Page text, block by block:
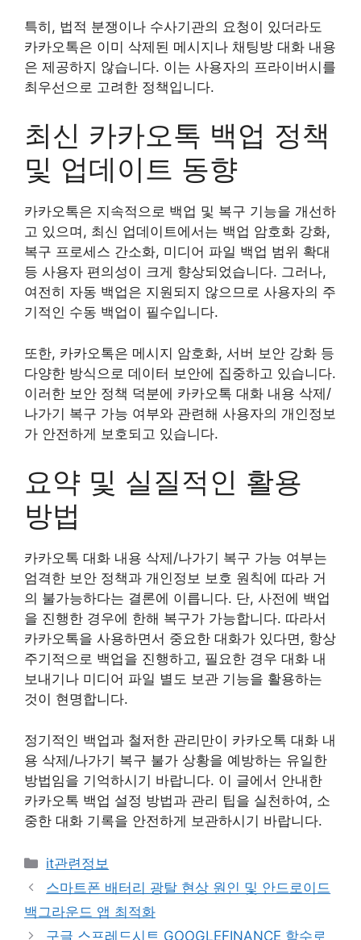
특히, 법적 분쟁이나 수사기관의 요청이 있더라도
카카오톡은 이미 삭제된 메시지나 채팅방 대화 내용
은 제공하지 않습니다. 이는 사용자의 프라이버시를
최우선으로 고려한 정책입니다.
최신 카카오톡 백업 정책
및 업데이트 동향
카카오톡은 지속적으로 백업 및 복구 기능을 개선하
고 있으며, 최신 업데이트에서는 백업 암호화 강화,
복구 프로세스 간소화, 미디어 파일 백업 범위 확대
등 사용자 편의성이 크게 향상되었습니다. 그러나,
여전히 자동 백업은 지원되지 않으므로 사용자의 주
기적인 수동 백업이 필수입니다.
또한, 카카오톡은 메시지 암호화, 서버 보안 강화 등
다양한 방식으로 데이터 보안에 집중하고 있습니다.
이러한 보안 정책 덕분에 카카오톡 대화 내용 삭제/
나가기 복구 가능 여부와 관련해 사용자의 개인정보
가 안전하게 보호되고 있습니다.
요약 및 실질적인 활용
방법
카카오톡 대화 내용 삭제/나가기 복구 가능 여부는
엄격한 보안 정책과 개인정보 보호 원칙에 따라 거
의 불가능하다는 결론에 이릅니다. 단, 사전에 백업
을 진행한 경우에 한해 복구가 가능합니다. 따라서
카카오톡을 사용하면서 중요한 대화가 있다면, 항상
주기적으로 백업을 진행하고, 필요한 경우 대화 내
보내기나 미디어 파일 별도 보관 기능을 활용하는
것이 현명합니다.
정기적인 백업과 철저한 관리만이 카카오톡 대화 내
용 삭제/나가기 복구 불가 상황을 예방하는 유일한
방법임을 기억하시기 바랍니다. 이 글에서 안내한
카카오톡 백업 설정 방법과 관리 팁을 실천하여, 소
중한 대화 기록을 안전하게 보관하시기 바랍니다.
카
테
리
it관련정보
스마트폰 배터리 광탈 현상 원인 및 안드로이드
백그라운드 앱 최적화
구글 스프레드시트 GOOGLEFINANCE 함수로